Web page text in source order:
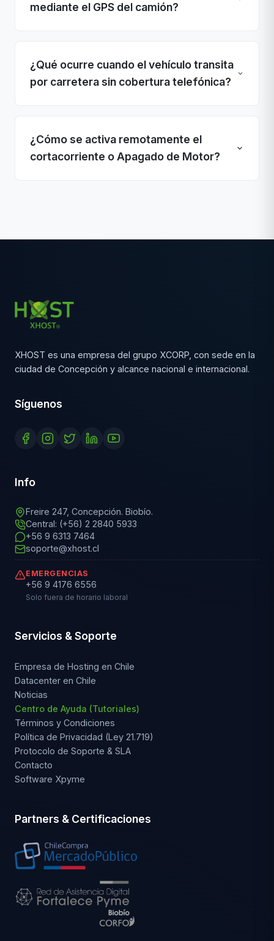
mediante el GPS del camión?
¿Qué ocurre cuando el vehículo transita
por carretera sin cobertura telefónica?
¿Cómo se activa remotamente el
cortacorriente o Apagado de Motor?
XHOST es una empresa del grupo XCORP, con sede en la
ciudad de Concepción y alcance nacional e internacional.
Síguenos
Info
Freire 247, Concepción. Biobío.
Central: (+56) 2 2840 5933
+56 9 6313 7464
soporte@xhost.cl
EMERGENCIAS
+56 9 4176 6556
Solo fuera de horario laboral
Servicios & Soporte
Empresa de Hosting en Chile
Datacenter en Chile
Noticias
Centro de Ayuda (Tutoriales)
Términos y Condiciones
Política de Privacidad (Ley 21.719)
Protocolo de Soporte & SLA
Contacto
Software Xpyme
Partners & Certificaciones